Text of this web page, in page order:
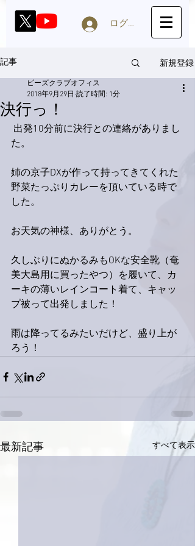
ログイン
記事 新規登録
決行っ！
ビーズクラブオフィス
2018年9月29日 読了時間: 1分
た。
姉の京子DXが作って持ってきてくれた
野菜たっぷりカレーを頂いている時で
した。
お天気の神様、ありがとう。
久しぶりにぬかるみもOKな安全靴（奄
美大島用に買ったやつ）を履いて、カ
ーキの薄いレインコート着て、キャッ
プ被って出発しました！
雨は降ってるみたいだけど、盛り上が
ろう！
最新記事 すべて表示